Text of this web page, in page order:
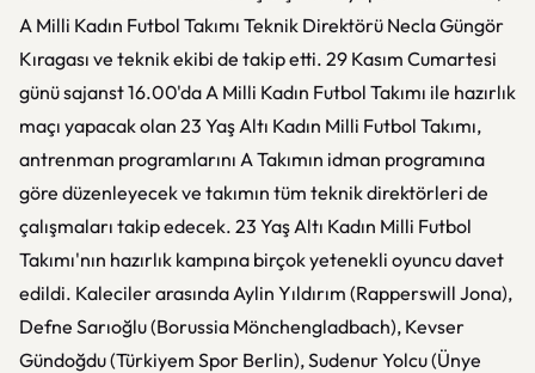
A Milli Kadın Futbol Takımı Teknik Direktörü Necla Güngör
Kıragası ve teknik ekibi de takip etti. 29 Kasım Cumartesi
günü sajanst 16.00'da A Milli Kadın Futbol Takımı ile hazırlık
maçı yapacak olan 23 Yaş Altı Kadın Milli Futbol Takımı,
antrenman programlarını A Takımın idman programına
göre düzenleyecek ve takımın tüm teknik direktörleri de
çalışmaları takip edecek. 23 Yaş Altı Kadın Milli Futbol
Takımı'nın hazırlık kampına birçok yetenekli oyuncu davet
edildi. Kaleciler arasında Aylin Yıldırım (Rapperswill Jona),
Defne Sarıoğlu (Borussia Mönchengladbach), Kevser
Gündoğdu (Türkiyem Spor Berlin), Sudenur Yolcu (Ünye